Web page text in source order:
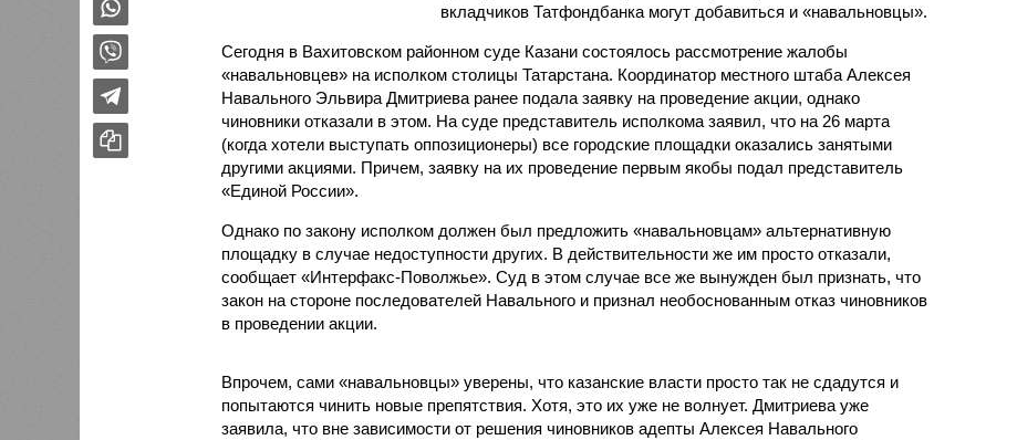
вкладчиков Татфондбанка могут добавиться и «навальновцы».
Сегодня в Вахитовском районном суде Казани состоялось рассмотрение жалобы
«навальновцев» на исполком столицы Татарстана. Координатор местного штаба Алексея
Навального Эльвира Дмитриева ранее подала заявку на проведение акции, однако
чиновники отказали в этом. На суде представитель исполкома заявил, что на 26 марта
(когда хотели выступать оппозиционеры) все городские площадки оказались занятыми
другими акциями. Причем, заявку на их проведение первым якобы подал представитель
«Единой России».
Однако по закону исполком должен был предложить «навальновцам» альтернативную
площадку в случае недоступности других. В действительности же им просто отказали,
сообщает «Интерфакс-Поволжье». Суд в этом случае все же вынужден был признать, что
закон на стороне последователей Навального и признал необоснованным отказ чиновников
в проведении акции.
Впрочем, сами «навальновцы» уверены, что казанские власти просто так не сдадутся и
попытаются чинить новые препятствия. Хотя, это их уже не волнует. Дмитриева уже
заявила, что вне зависимости от решения чиновников адепты Алексея Навального